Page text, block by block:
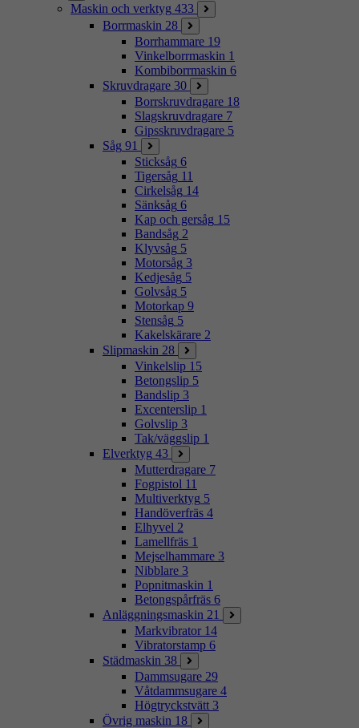
Maskin och verktyg 433
Borrmaskin 28
Borrhammare 19
Vinkelborrmaskin 1
Kombiborrmaskin 6
Skruvdragare 30
Borrskruvdragare 18
Slagskruvdragare 7
Gipsskruvdragare 5
Såg 91
Sticksåg 6
Tigersåg 11
Cirkelsåg 14
Sänksåg 6
Kap och gersåg 15
Bandsåg 2
Klyvsåg 5
Motorsåg 3
Kedjesåg 5
Golvsåg 5
Motorkap 9
Stensåg 5
Kakelskärare 2
Slipmaskin 28
Vinkelslip 15
Betongslip 5
Bandslip 3
Excenterslip 1
Golvslip 3
Tak/väggslip 1
Elverktyg 43
Mutterdragare 7
Fogpistol 11
Multiverktyg 5
Handöverfräs 4
Elhyvel 2
Lamellfräs 1
Mejselhammare 3
Nibblare 3
Popnitmaskin 1
Betongspårfräs 6
Anläggningsmaskin 21
Markvibrator 14
Vibratorstamp 6
Städmaskin 38
Dammsugare 29
Våtdammsugare 4
Högtryckstvätt 3
Övrig maskin 18